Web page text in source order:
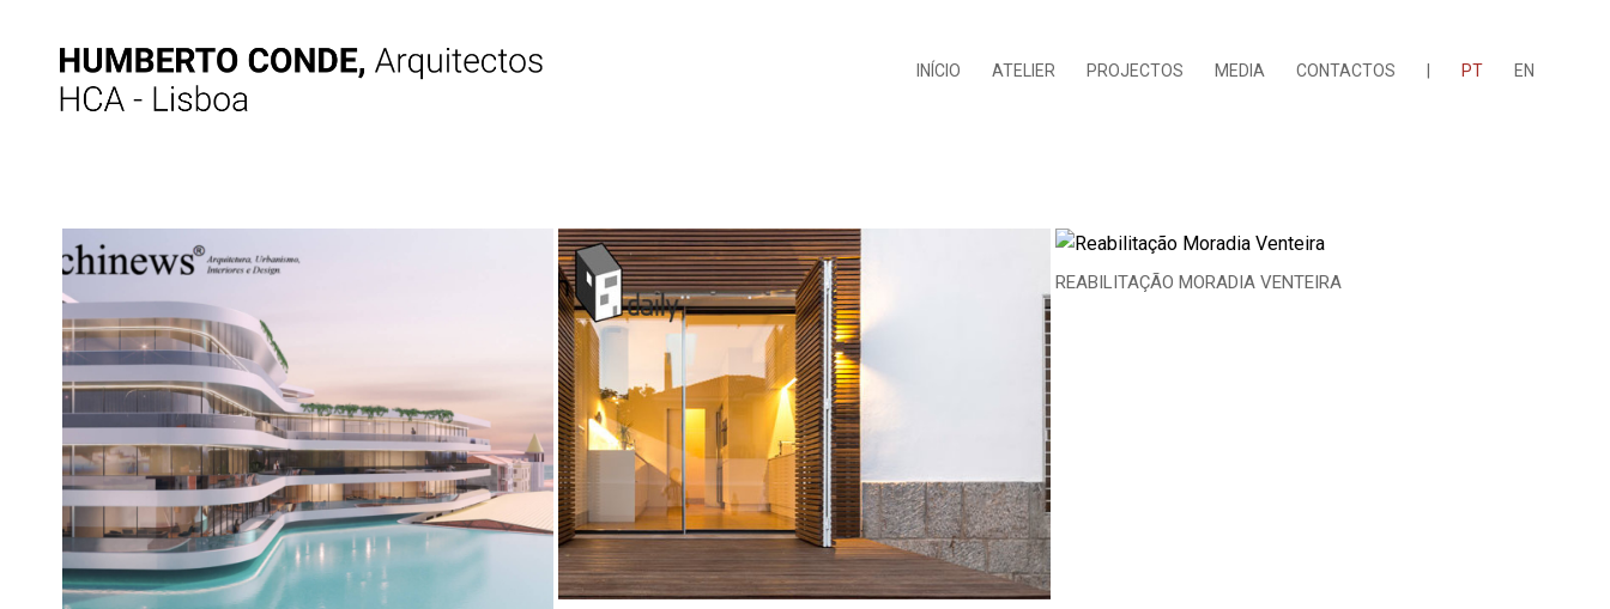
INÍCIO ATELIER PROJECTOS MEDIA CONTACTOS PT EN
REABILITAÇÃO MORADIA VENTEIRA